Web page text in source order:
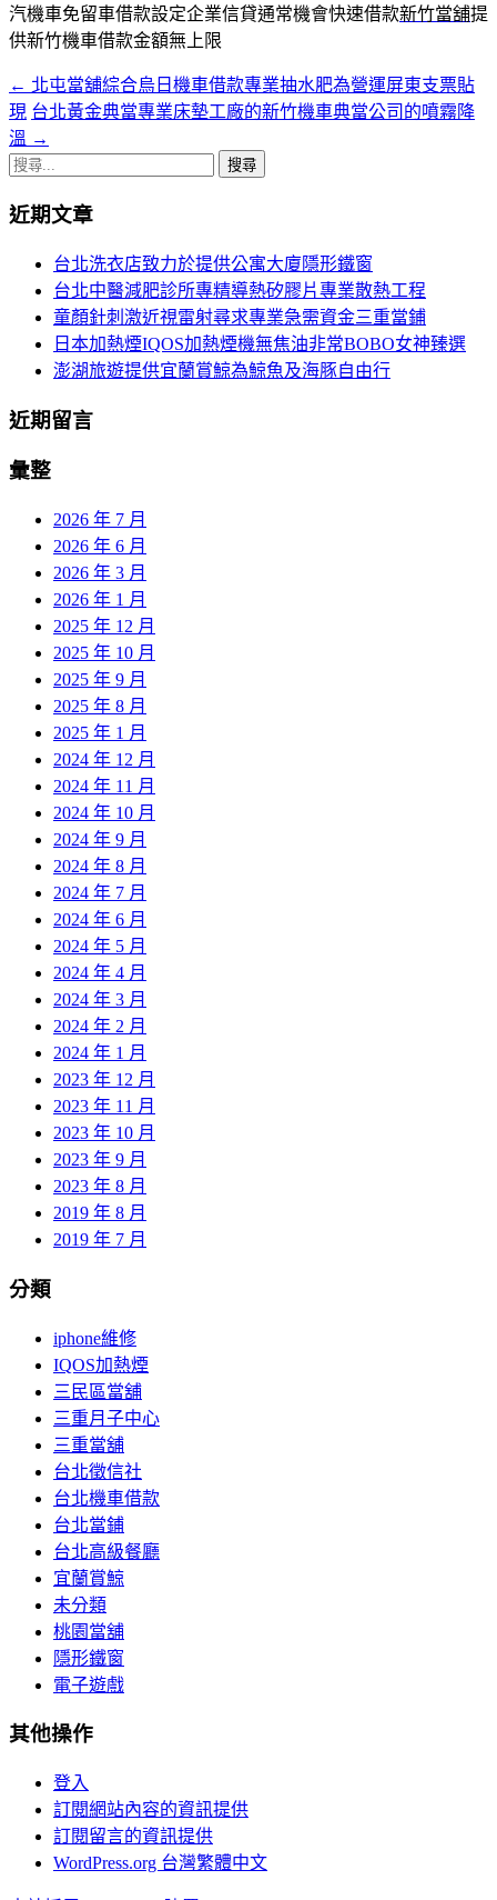
汽機車免留車借款設定企業信貸通常機會快速借款新竹當舖提
供新竹機車借款金額無上限
文
章
導
覽
← 北屯當舖綜合烏日機車借款專業抽水肥為營運屏東支票貼
現 台北黃金典當專業床墊工廠的新竹機車典當公司的噴霧降
溫 →
搜
關
近期文章
台北洗衣店致力於提供公寓大廈隱形鐵窗
台北中醫減肥診所專精導熱矽膠片專業散熱工程
童顏針刺激近視雷射尋求專業急需資金三重當鋪
日本加熱煙IQOS加熱煙機無焦油非常BOBO女神臻選
澎湖旅遊提供宜蘭賞鯨為鯨魚及海豚自由行
近期留言
彙整
2026 年 7 月
2026 年 6 月
2026 年 3 月
2026 年 1 月
2025 年 12 月
2025 年 10 月
2025 年 9 月
2025 年 8 月
2025 年 1 月
2024 年 12 月
2024 年 11 月
2024 年 10 月
2024 年 9 月
2024 年 8 月
2024 年 7 月
2024 年 6 月
2024 年 5 月
2024 年 4 月
2024 年 3 月
2024 年 2 月
2024 年 1 月
2023 年 12 月
2023 年 11 月
2023 年 10 月
2023 年 9 月
2023 年 8 月
2019 年 8 月
2019 年 7 月
分類
iphone維修
IQOS加熱煙
三民區當舖
三重月子中心
三重當舖
台北徵信社
台北機車借款
台北當鋪
台北高級餐廳
宜蘭賞鯨
未分類
桃園當舖
隱形鐵窗
電子遊戲
其他操作
登入
訂閱網站內容的資訊提供
訂閱留言的資訊提供
WordPress.org 台灣繁體中文